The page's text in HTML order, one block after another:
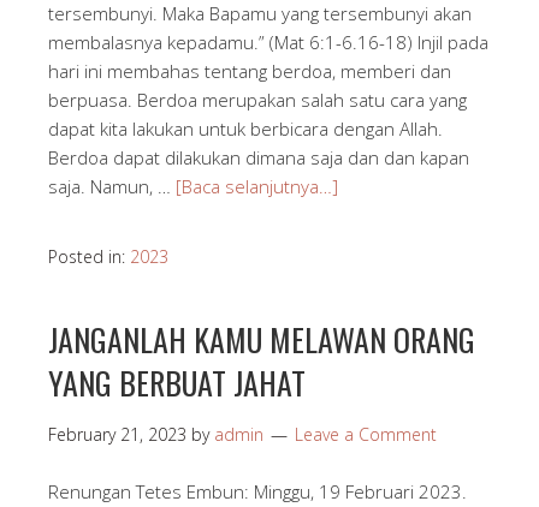
tersembunyi. Maka Bapamu yang tersembunyi akan
membalasnya kepadamu.” (Mat 6:1-6.16-18) Injil pada
hari ini membahas tentang berdoa, memberi dan
berpuasa. Berdoa merupakan salah satu cara yang
dapat kita lakukan untuk berbicara dengan Allah.
Berdoa dapat dilakukan dimana saja dan dan kapan
saja. Namun, … [Baca selanjutnya…]
Posted in: 2023
JANGANLAH KAMU MELAWAN ORANG
YANG BERBUAT JAHAT
February 21, 2023 by admin Leave a Comment
Renungan Tetes Embun: Minggu, 19 Februari 2023.